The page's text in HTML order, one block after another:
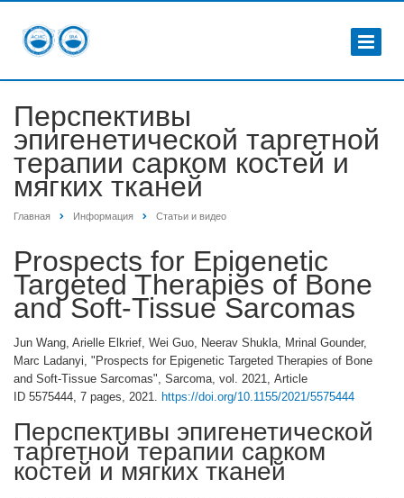
Перспективы
эпигенетической таргетной
терапии сарком костей и
мягких тканей
Главная Информация Статьи и видео
Prospects for Epigenetic
Targeted Therapies of Bone
and Soft-Tissue Sarcomas
Jun Wang, Arielle Elkrief, Wei Guo, Neerav Shukla, Mrinal Gounder,
Marc Ladanyi, "Prospects for Epigenetic Targeted Therapies of Bone
and Soft-Tissue Sarcomas", Sarcoma, vol. 2021, Article
ID 5575444, 7 pages, 2021. https://doi.org/10.1155/2021/5575444
Перспективы эпигенетической
таргетной терапии сарком
костей и мягких тканей